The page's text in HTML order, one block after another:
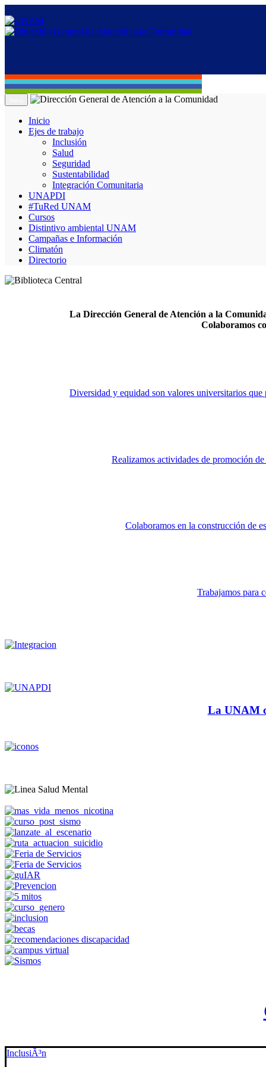
Inicio
Ejes de trabajo
Inclusión
Salud
Seguridad
Sustentabilidad
Integración Comunitaria
UNAPDI
#TuRed UNAM
Cursos
Distintivo ambiental UNAM
Campañas e Información
Climatón
Directorio
La Dirección General de Atención a la
Colaboramos
Diversidad y equidad son valores universitarios que
Realizamos actividades de promoción
Colaboramos en la construcción de
Trabajamos para
La UNAM
InclusiÃ³n